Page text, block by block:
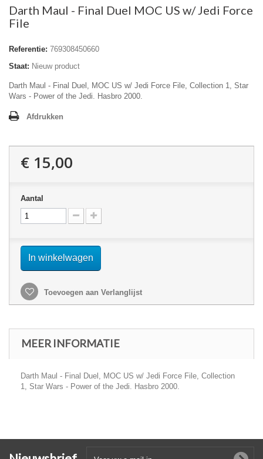
Darth Maul - Final Duel MOC US w/ Jedi Force
File
Referentie: 769308450660
Staat: Nieuw product
Darth Maul - Final Duel, MOC US w/ Jedi Force File, Collection 1, Star
Wars - Power of the Jedi. Hasbro 2000.
Afdrukken
€ 15,00
Aantal
In winkelwagen
Toevoegen aan Verlanglijst
MEER INFORMATIE
Darth Maul - Final Duel, MOC US w/ Jedi Force File, Collection
1, Star Wars - Power of the Jedi. Hasbro 2000.